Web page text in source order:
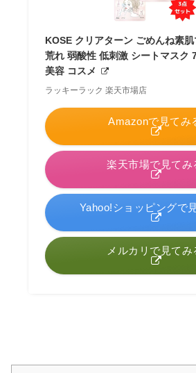
KOSE クリアターン ごめんね素
荒れ 弱酸性 低刺激 シートマスク
美容 コスメ
ラッキーラック 楽天市場店
Amazonで見てみ
楽天市場で見てみ
Yahoo!ショッピングで
メルカリで見てみ